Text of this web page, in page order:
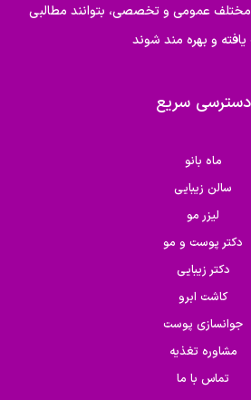
مختلف عمومی و تخصصی، بتوانند مطالبی
و بهره مند شوند
دسترسی سریع
ماه بانو
سالن زیبایی
لیزر مو
دکتر پوست و مو
دکتر زیبایی
کاشت ابرو
جوانسازی پوست
مشاوره تغذیه
تماس با ما